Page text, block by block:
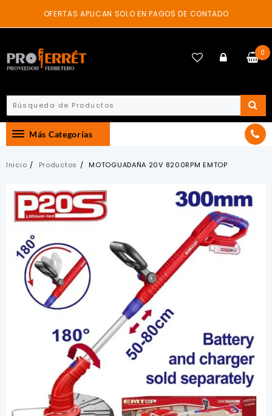
content
OFERTAS APLICAN SOLO EN PAGOS DE CONTADO
0
Más Categorías
Inicio Productos MOTOGUADAÑA 20V 8200RPM EMTOP